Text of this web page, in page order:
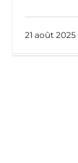
21 août 2025